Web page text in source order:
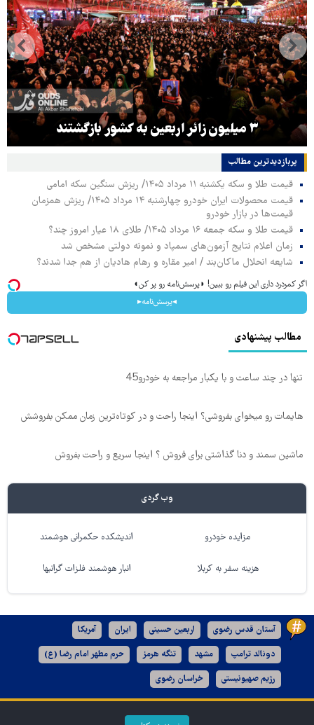
۳ میلیون زائر اربعین به کشور بازگشتند
پربازدیدترین‌ مطالب
قیمت طلا و سکه یکشنبه ۱۱ مرداد ۱۴۰۵/ ریزش سنگین سکه امامی
قیمت محصولات ایران خودرو چهارشنبه ۱۴ مرداد ۱۴۰۵/ ریزش همزمان
قیمت‌ها در بازار خودرو
قیمت طلا و سکه جمعه ۱۶ مرداد ۱۴۰۵/ طلای ۱۸ عیار امروز چند؟
زمان اعلام نتایج آزمون‌های سمپاد و نمونه دولتی مشخص شد
شایعه انحلال ماکان‌بند / امیر مقاره و رهام هادیان از هم جدا شدند؟
اگر کمردرد داری این فیلم رو ببین! ◗پرسش‌نامه رو پر کن◖
◂پرسش‌نامه▸
مطالب پیشنهادی
تنها در چند ساعت و با یکبار مراجعه به خودرو45
هایمات رو میخوای بفروشی؟ اینجا راحت و در کوتاه‌ترین زمان ممکن بفروشش
ماشین سمند و دنا گذاشتی برای فروش ؟ اینجا سریع و راحت بفروش
وب گردی
مزایده خودرو اندیشکده حکمرانی هوشمند
هزینه سفر به کربلا انبار هوشمند فلزات گرانبها
آستان قدس رضوی اربعین حسینی ایران آمریکا
دونالد ترامپ مشهد تنگه هرمز حرم مطهر امام رضا (ع)
رژیم صهیونیستی خراسان رضوی